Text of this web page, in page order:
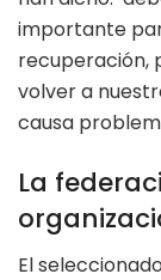
importante
recuperación,
volver a
causa
La
El